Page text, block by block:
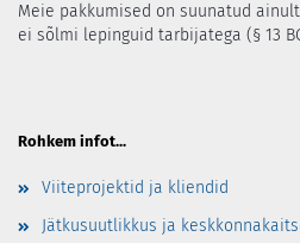
Meie pakkumised on suunatud
ei sõlmi lepinguid tarbijatega (§ 13
Rohkem infot...
Viiteprojektid ja kliendid
Jätkusuutlikkus ja